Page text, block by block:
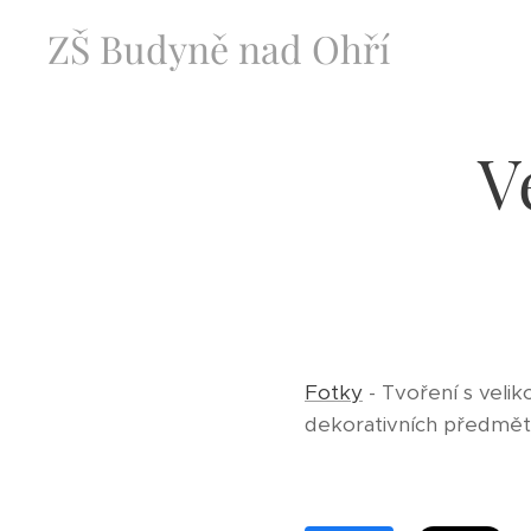
ZŠ Budyně nad Ohří
Fotky - Tvoření s
dekorativních